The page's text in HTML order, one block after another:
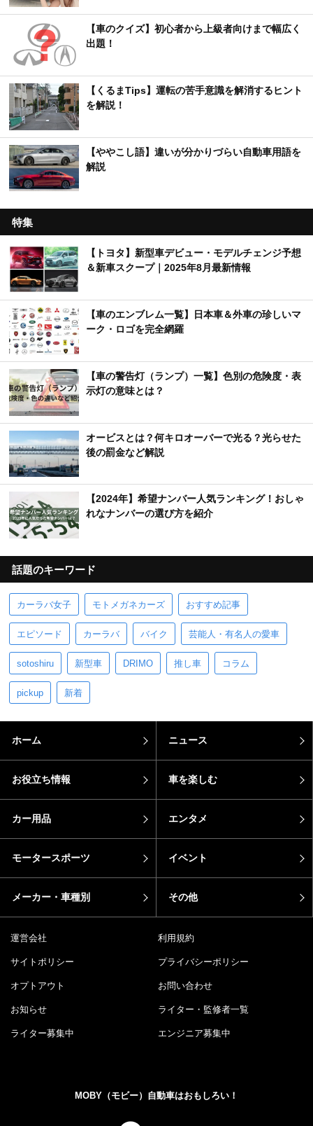
【車のクイズ】初心者から上級者向けまで幅広く
出題！
【くるまTips】運転の苦手意識を解消するヒント
を解説！
【ややこし語】違いが分かりづらい自動車用語を
解説
特集
【トヨタ】新型車デビュー・モデルチェンジ予想
＆新車スクープ｜2025年8月最新情報
【車のエンブレム一覧】日本車＆外車の珍しいマ
ーク・ロゴを完全網羅
【車の警告灯（ランプ）一覧】色別の危険度・表
示灯の意味とは？
オービスとは？何キロオーバーで光る？光らせた
後の罰金など解説
【2024年】希望ナンバー人気ランキング！おしゃ
れなナンバーの選び方を紹介
話題のキーワード
カーラバ女子 モトメガネカーズ おすすめ記事
エピソード カーラバ バイク 芸能人・有名人の愛車
sotoshiru 新型車 DRIMO 推し車 コラム
pickup 新着
ホーム ニュース
お役立ち情報 車を楽しむ
カー用品 エンタメ
モータースポーツ イベント
メーカー・車種別 その他
運営会社 利用規約
サイトポリシー プライバシーポリシー
オプトアウト お問い合わせ
お知らせ ライター・監修者一覧
ライター募集中 エンジニア募集中
MOBY（モビー）自動車はおもしろい！